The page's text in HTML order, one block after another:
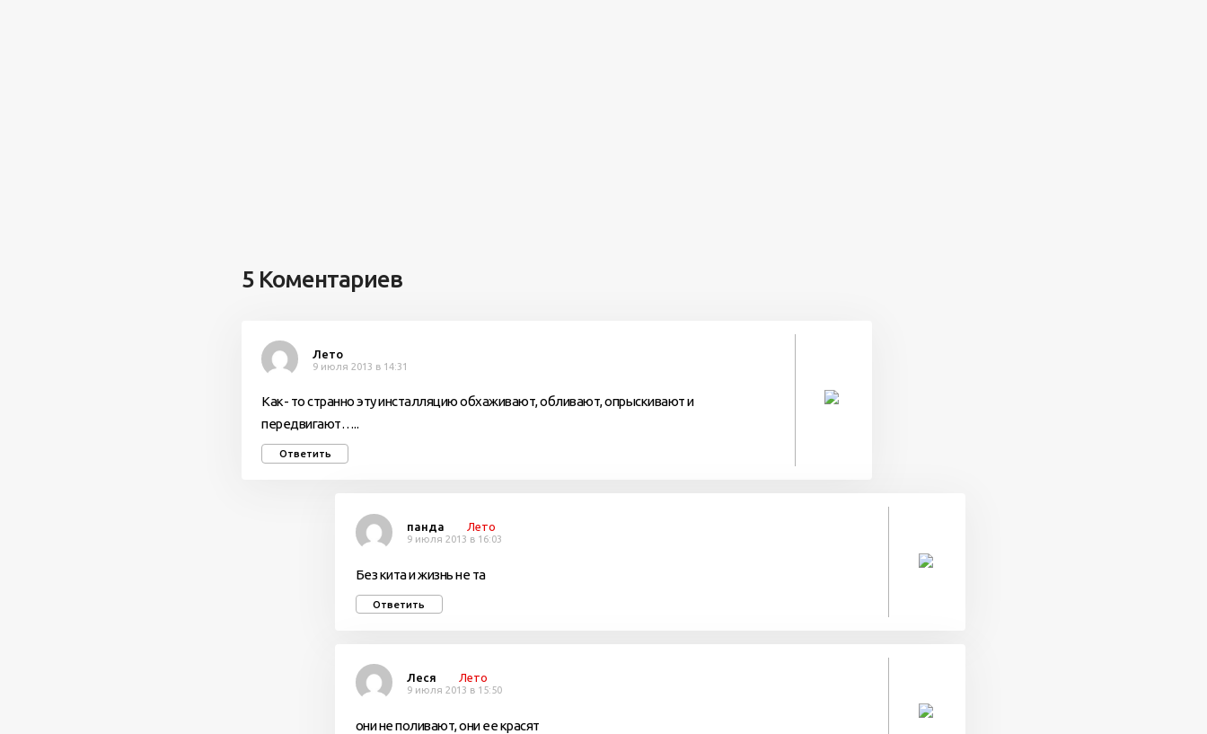
5 Коментариев
Лето
9 июля 2013 в 14:31
Как- то странно эту инсталляцию обхаживают, обливают, опрыскивают и
передвигают…..
Ответить
панда Лето
9 июля 2013 в 16:03
Без кита и жизнь не та
Ответить
Леся Лето
9 июля 2013 в 15:50
они не поливают, они ее красят